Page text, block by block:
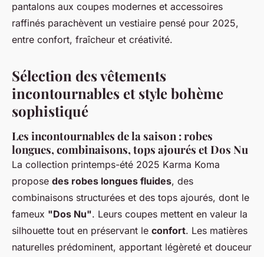
pantalons aux coupes modernes et accessoires
raffinés parachèvent un vestiaire pensé pour 2025,
entre confort, fraîcheur et créativité.
Sélection des vêtements
incontournables et style bohème
sophistiqué
Les incontournables de la saison : robes
longues, combinaisons, tops ajourés et Dos Nu
La collection printemps-été 2025 Karma Koma
propose des robes longues fluides, des
combinaisons structurées et des tops ajourés, dont le
fameux "Dos Nu". Leurs coupes mettent en valeur la
silhouette tout en préservant le confort. Les matières
naturelles prédominent, apportant légèreté et douceur